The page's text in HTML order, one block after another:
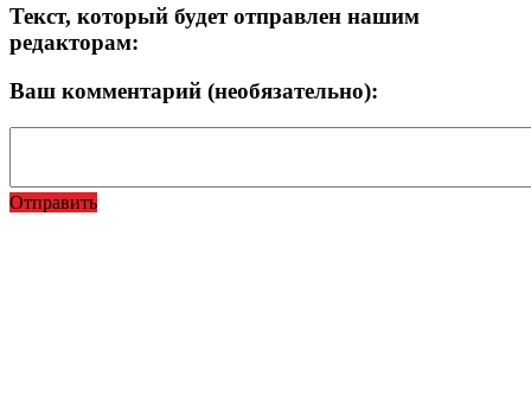
Текст, который будет отправлен нашим
редакторам:
Ваш комментарий (необязательно):
Отправить